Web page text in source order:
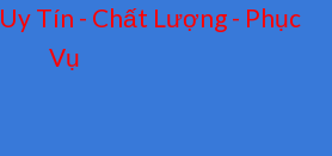
Uy Tín - Chất Lượng - Phục
Vụ